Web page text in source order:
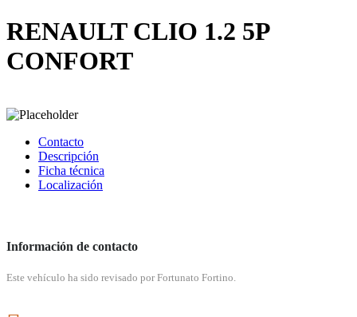
RENAULT CLIO 1.2 5P
CONFORT
Contacto
Descripción
Ficha técnica
Localización
Información de contacto
Este vehículo ha sido revisado por Fortunato Fortino.